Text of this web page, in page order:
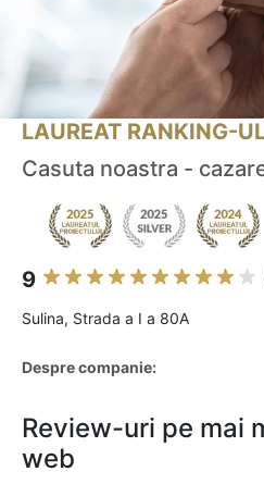
LAUREAT RANKING-
Casuta noastra -
9
Sulina, Strada a I a 80A
Despre companie:
Review-uri pe mai
web